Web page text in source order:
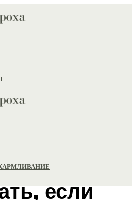
если